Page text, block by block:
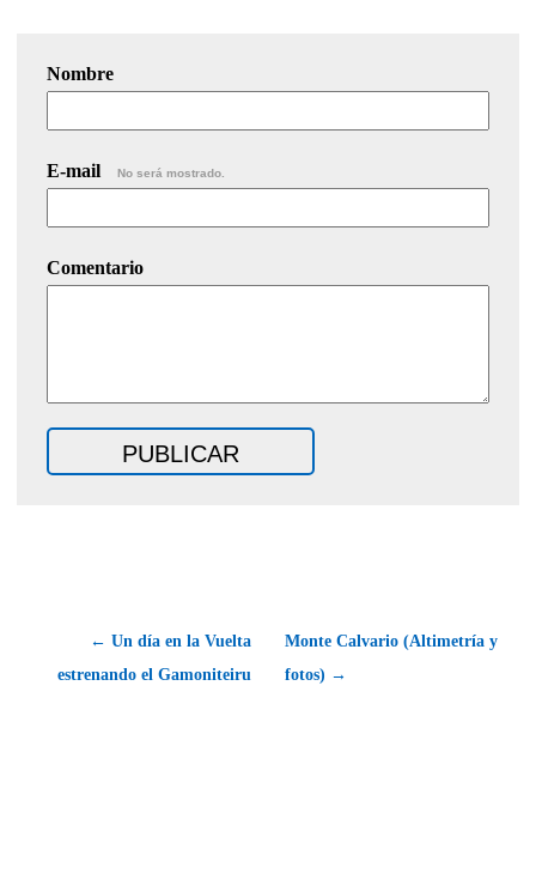
Nombre
E-mail No será mostrado.
Comentario
← Un día en la Vuelta
estrenando el Gamoniteiru
Monte Calvario (Altimetría y
fotos) →